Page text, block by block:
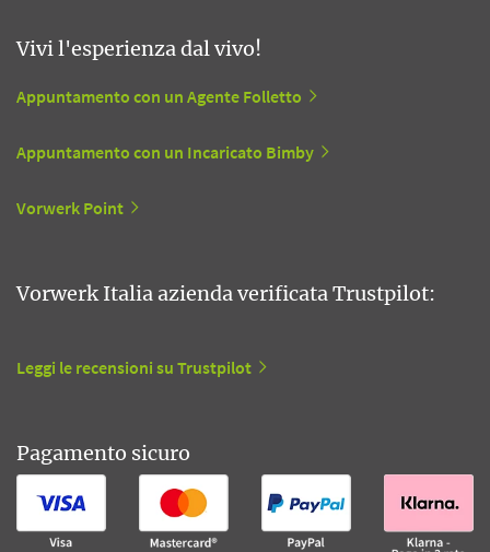
Vivi l'esperienza dal vivo!
Appuntamento con un Agente Folletto
Appuntamento con un Incaricato Bimby
Vorwerk Point
Vorwerk Italia azienda verificata Trustpilot:
Leggi le recensioni su Trustpilot
Pagamento sicuro